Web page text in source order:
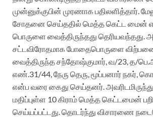
முன்னுக்குபின் முரணாக பதிலளித்தார்.
சோதனை செய்ததில் மெத்த கெட்ட மைன்
பொருளை வைத்திருந்தது தெரியவந்தது.
சட்டவிரோதமாக போதைபொருளை
வைத்திருந்த சந்தோஷ்குமார், வ/23, த/
எண்.31/44, நேரு தெரு, மூப்பனார் நகர்,
என்ப வரை கைது செய்தனர். அவரிடமிருந்து
மதிப்புள்ள 10 கிராம் மெத்த கெட்டமைன்
செய்யப்பட்டது. தொடர்ந்து விசாரணை